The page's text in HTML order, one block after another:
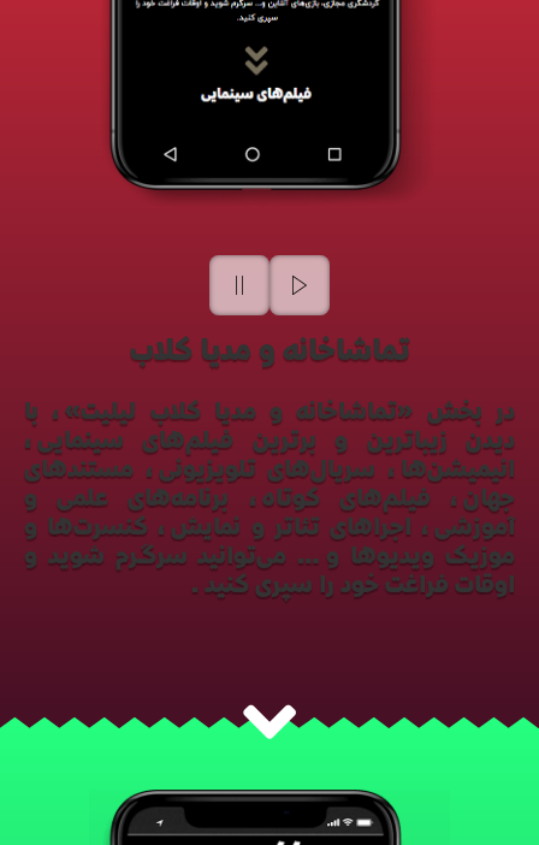
تماشاخانه و مدیا کلاب
در بخش «تماشاخانه و مدیا کلاب لیلیت»، با
دیدن زیباترین و برترین فیلم‌های سینمایی،
انیمیشن‌ها، سریال‌های تلویزیونی، مستندهای
جهان، فیلم‌های کوتاه، برنامه‌های علمی و
آموزشی، اجراهای تئاتر و نمایش، کنسرت‌ها و
موزیک ویدیوها و… می‌توانید سرگرم شوید و
اوقات فراغت خود را سپری کنید.